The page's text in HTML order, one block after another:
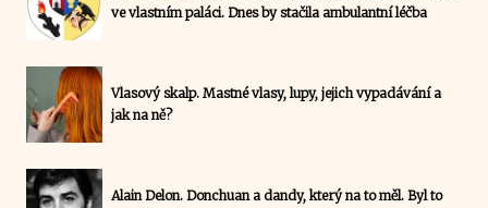
ve vlastním paláci. Dnes by stačila ambulantní léčba
Vlasový skalp. Mastné vlasy, lupy, jejich vypadávání a
jak na ně?
Alain Delon. Donchuan a dandy, který na to měl. Byl to